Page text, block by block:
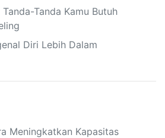
Tanda-Tanda Kamu Butuh
Diri Lebih Dalam
Meningkatkan Kapasitas